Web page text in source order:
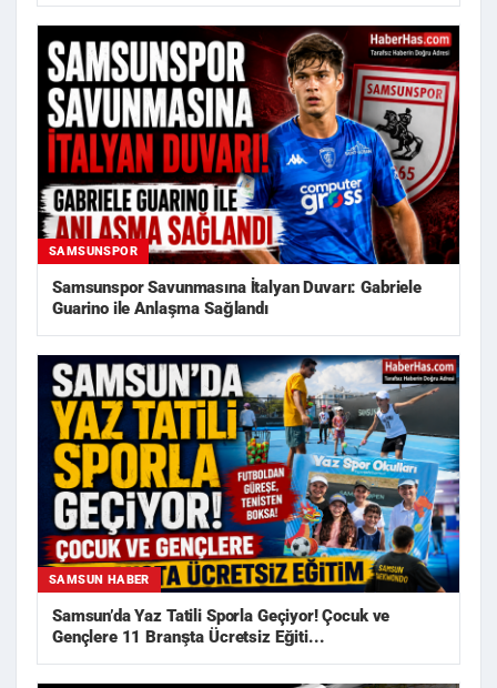
SAMSUNSPOR
Samsunspor Savunmasına İtalyan Duvarı: Gabriele
Guarino ile Anlaşma Sağlandı
SAMSUN HABER
Samsun’da Yaz Tatili Sporla Geçiyor! Çocuk ve
Gençlere 11 Branşta Ücretsiz Eğiti...